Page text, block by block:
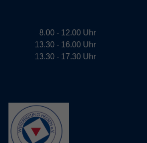
8.00 - 12.00 Uhr
13.30 - 16.00 Uhr
13.30 - 17.30 Uhr